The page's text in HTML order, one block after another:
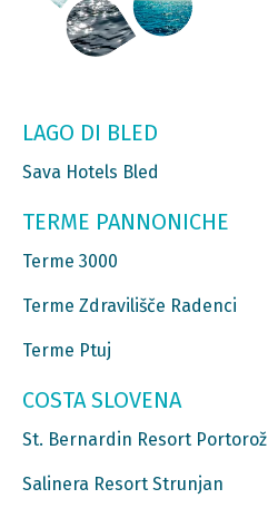
LAGO DI BLED
Sava Hotels Bled
TERME PANNONICHE
Terme 3000
Terme Zdravilišče Radenci
Terme Ptuj
COSTA SLOVENA
St. Bernardin Resort Portorož
Salinera Resort Strunjan